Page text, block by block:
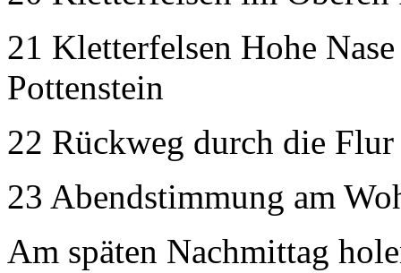
21 Kletterfelsen Hohe
Pottenstein
22 Rückweg durch die
23 Abendstimmung am
Am späten Nachmittag